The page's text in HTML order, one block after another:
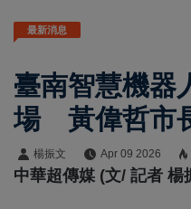
最新消息
臺南智慧機器
場 黃偉哲市
研打造產業關
楊振文 Apr 09 2026
中華超傳媒 (文/ 記者 楊